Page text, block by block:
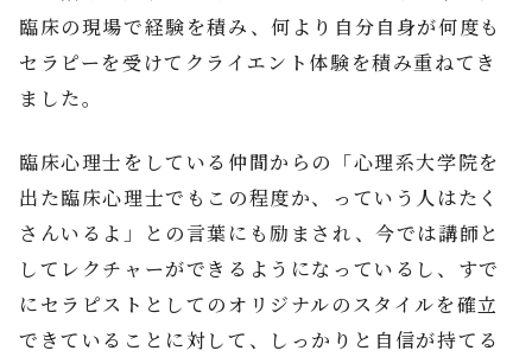
臨床の現場で経験を積み、何より自分自身が何度も
セラピーを受けてクライエント体験を積み重ねてき
ました。
臨床心理士をしている仲間からの「心理系大学院を
出た臨床心理士でもこの程度か、っていう人はたく
さんいるよ」との言葉にも励まされ、今では講師と
してレクチャーができるようになっているし、すで
にセラピストとしてのオリジナルのスタイルを確立
できていることに対して、しっかりと自信が持てる